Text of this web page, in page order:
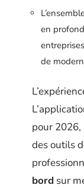
en
de
pour
des outils
bord sur